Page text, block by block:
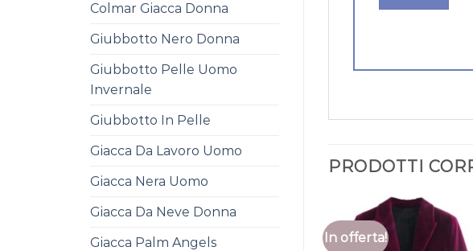
Colmar Giacca Donna
Giubbotto Nero Donna
Giubbotto Pelle Uomo
Invernale
Giubbotto In Pelle
Giacca Da Lavoro Uomo
Giacca Nera Uomo
Giacca Da Neve Donna
Giacca Palm Angels
PRODOTTI
In offerta!